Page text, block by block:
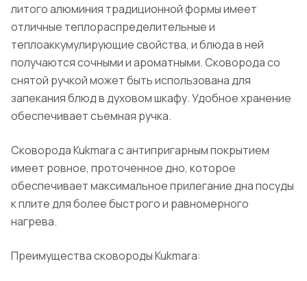
литого алюминия традиционной формы имеет
отличные теплораспределительные и
теплоаккумулирующие свойства, и блюда в ней
получаются сочными и ароматными. Сковорода со
снятой ручкой может быть использована для
запекания блюд в духовом шкафу. Удобное хранение
обеспечивает съемная ручка.
Сковорода Kukmara с антипригарным покрытием
имеет ровное, проточенное дно, которое
обеспечивает максимальное прилегание дна посуды
к плите для более быстрого и равномерного
нагрева.
Преимущества сковороды Kukmara: